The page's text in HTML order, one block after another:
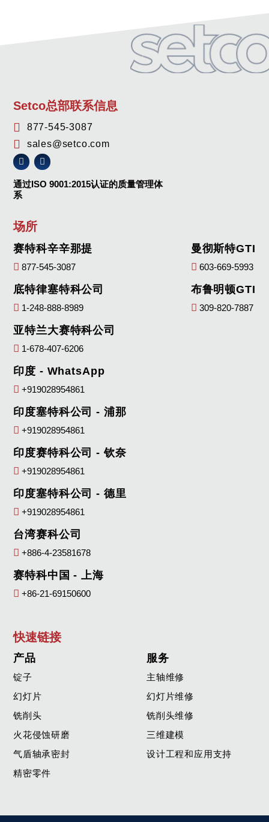
Setco总部联系信息
877-545-3087
sales@setco.com
通过ISO 9001:2015认证的质量管理体
系
场所
赛特科辛辛那提
877-545-3087
底特律塞特科公司
1-248-888-8989
亚特兰大赛特科公司
1-678-407-6206
曼彻斯特GTI
603-669-5993
布鲁明顿GTI
309-820-7887
印度 - WhatsApp
+919028954861
印度塞特科公司 - 浦那
+919028954861
印度赛特科公司 - 钦奈
+919028954861
印度塞特科公司 - 德里
+919028954861
台湾赛科公司
+886-4-23581678
赛特科中国 - 上海
+86-21-69150600
快速链接
产品
锭子
幻灯片
铣削头
火花侵蚀研磨
气盾轴承密封
精密零件
服务
主轴维修
幻灯片维修
铣削头维修
三维建模
设计工程和应用支持